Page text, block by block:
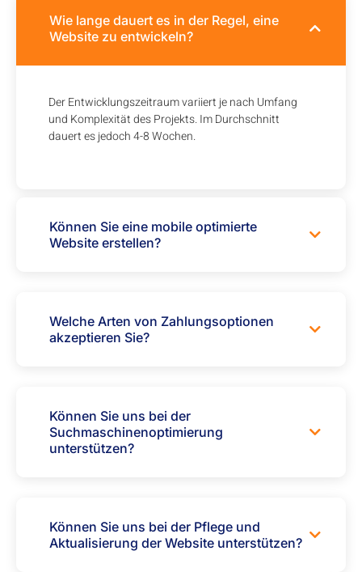
Wie lange dauert es in der Regel, eine
Website zu entwickeln?
Der Entwicklungszeitraum variiert je nach Umfang
und Komplexität des Projekts. Im Durchschnitt
dauert es jedoch 4-8 Wochen.
Können Sie eine mobile optimierte
Website erstellen?
Welche Arten von Zahlungsoptionen
akzeptieren Sie?
Können Sie uns bei der
Suchmaschinenoptimierung
unterstützen?
Können Sie uns bei der Pflege und
Aktualisierung der Website unterstützen?